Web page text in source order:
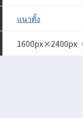
แนวตั้ง
1600px×2400px（